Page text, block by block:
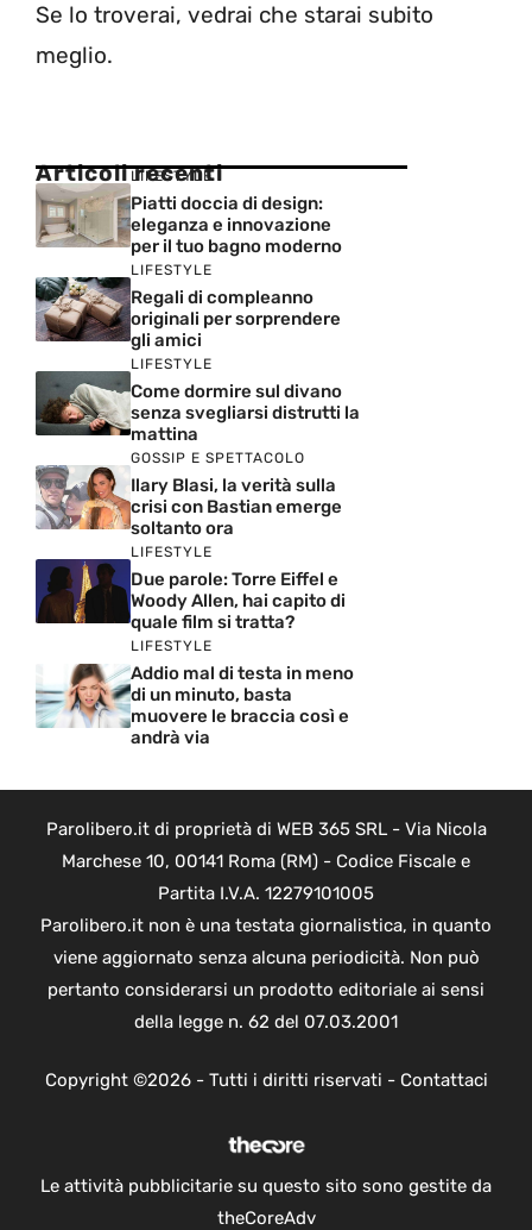
Se lo troverai, vedrai che starai subito
meglio.
Articoli recenti
LIFESTYLE
Piatti doccia di design:
eleganza e innovazione
per il tuo bagno moderno
LIFESTYLE
Regali di compleanno
originali per sorprendere
gli amici
LIFESTYLE
Come dormire sul divano
senza svegliarsi distrutti la
mattina
GOSSIP E SPETTACOLO
Ilary Blasi, la verità sulla
crisi con Bastian emerge
soltanto ora
LIFESTYLE
Due parole: Torre Eiffel e
Woody Allen, hai capito di
quale film si tratta?
LIFESTYLE
Addio mal di testa in meno
di un minuto, basta
muovere le braccia così e
andrà via
Parolibero.it di proprietà di WEB 365 SRL - Via Nicola
Marchese 10, 00141 Roma (RM) - Codice Fiscale e
Partita I.V.A. 12279101005
Parolibero.it non è una testata giornalistica, in quanto
viene aggiornato senza alcuna periodicità. Non può
pertanto considerarsi un prodotto editoriale ai sensi
della legge n. 62 del 07.03.2001
Copyright ©2026 - Tutti i diritti riservati - Contattaci
Le attività pubblicitarie su questo sito sono gestite da
theCoreAdv